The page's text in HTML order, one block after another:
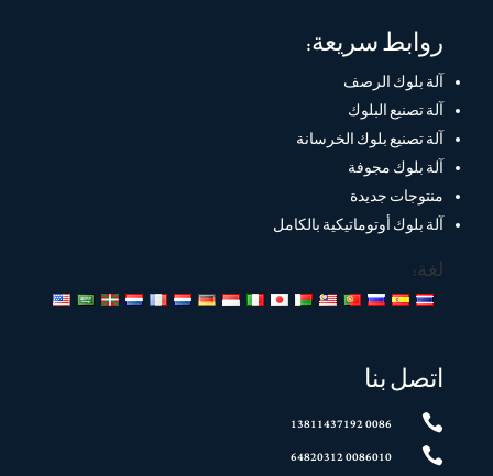
روابط سريعة:
آلة بلوك الرصف
آلة تصنيع البلوك
آلة تصنيع بلوك الخرسانة
آلة بلوك مجوفة
منتوجات جديدة
آلة بلوك أوتوماتيكية بالكامل
لغة:
اتصل بنا

0086 13811437192

0086010 64820312